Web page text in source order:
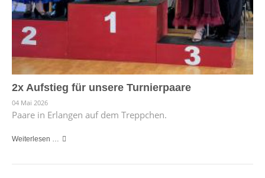
2x Aufstieg für unsere Turnierpaare
04 Mai 2026
Paare in Erlangen auf dem Treppchen.
Weiterlesen …